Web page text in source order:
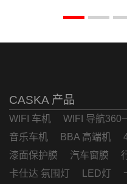
CASKA 产品
WIFI 车机 WIFI 导航360
音乐车机
BBA 高端机
漆面保护膜
汽车窗膜
卡仕达 氛围灯
LED灯